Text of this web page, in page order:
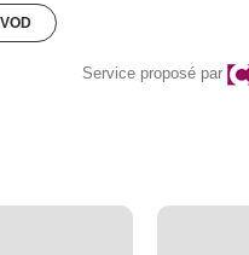
Service proposé par